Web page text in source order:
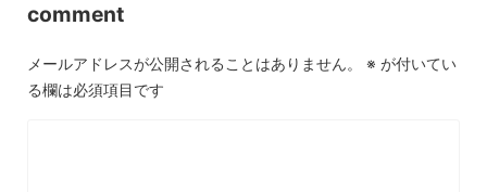
comment
メールアドレスが公開されることはありません。 ※ が付いてい
る欄は必須項目です